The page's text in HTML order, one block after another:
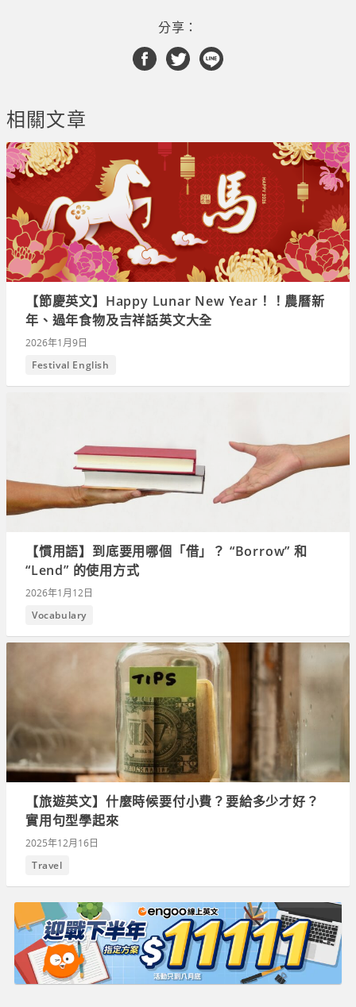
分享：
相關文章
【節慶英文】Happy Lunar New Year！！農曆新
年、過年食物及吉祥話英文大全
2026年1月9日
Festival English
【慣用語】到底要用哪個「借」？ “Borrow” 和
“Lend” 的使用方式
2026年1月12日
Vocabulary
【旅遊英文】什麼時候要付小費？要給多少才好？
實用句型學起來
2025年12月16日
Travel